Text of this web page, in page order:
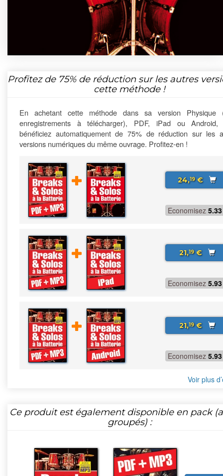
Profitez de 75%de réduction sur les autres
cette méthode !
En achetant cette méthode dans sa version Physique
enregistrements à télécharger), PDF, iPad ou Android,
bénéficiez automatiquement de 75% de réduction sur les
versions numériques du même ouvrage. Profitez-en !
24,19€
Economisez 5.33
21,19€
Economisez 5.93
21,19€
Economisez 5.93
Voir plus
Ce produit est également disponible en pack
groupés) :